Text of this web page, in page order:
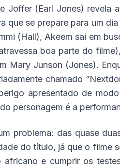
Joffer (Earl Jones) revela
que se prepare para um
(Hall), Akeem sai em
boa parte do
Mary Junson (Jones).
chamado
apresentado de
personagem é a
problema: das quase
do título, já que o filme
africano e cumprir os